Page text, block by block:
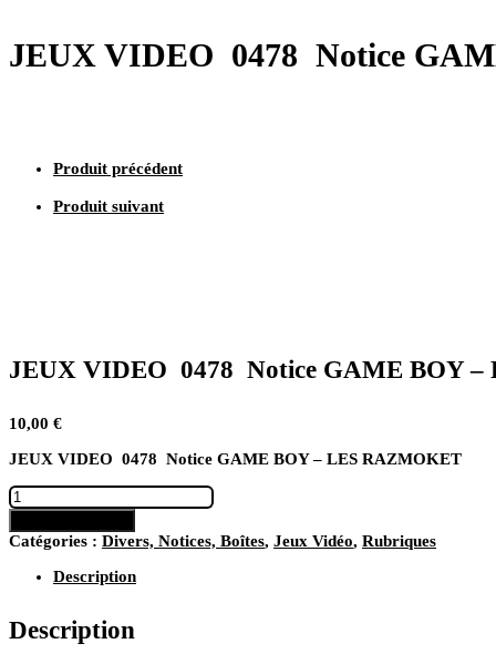
Notice
GAME
JEUX VIDEO 0478 Notice
Produit précédent
Produit suivant
JEUX VIDEO 0478 Notice GAME BOY –
10,00 €
JEUX VIDEO 0478 Notice GAME BOY – LES RAZMOKET
quantité
de
JEUX
VIDEO
Notice
BOY
–
Catégories : Divers, Notices, Boîtes, Jeux Vidéo, Rubriques
Description
Description